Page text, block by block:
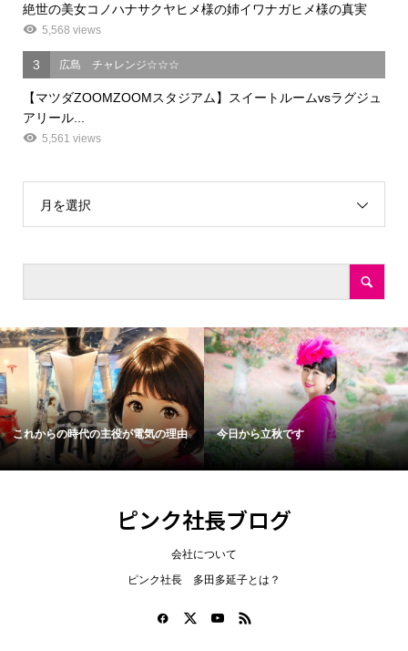
絶世の美女コノハナサクヤヒメ様の姉イワナガヒメ様の真実
5,568 views
3 広島 チャレンジ☆☆☆
【マツダZOOMZOOMスタジアム】スイートルームvsラグジュ
アリール...
5,561 views
月を選択
これからの時代の主役が電気の理由 今日から立秋です
ピンク社長ブログ
会社について
ピンク社長 多田多延子とは？